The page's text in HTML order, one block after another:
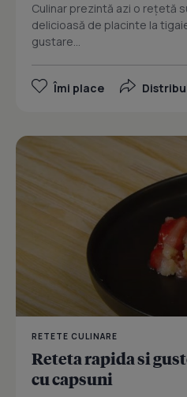
Culinar prezintă azi o rețetă
delicioasă de placinte la
gustare...
Îmi place
RETETE CULINARE
Reteta rapida si
cu capsuni